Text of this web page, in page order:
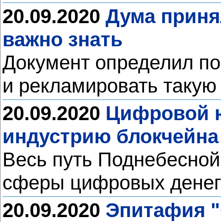
20.09.2020 Дума
важно знать
Документ определил
и рекламировать
20.09.2020 Цифровой
индустрию блокчейна
Весь путь
сферы цифровых
20.09.2020 Эпитафия